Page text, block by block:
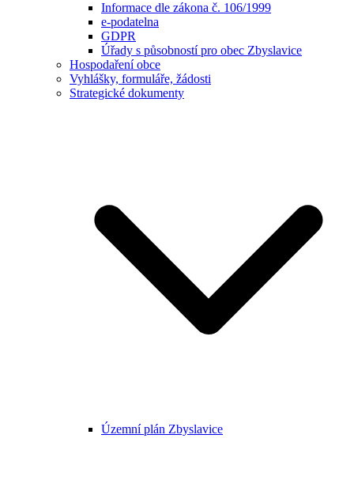
Informace dle zákona č. 106/1999
e-podatelna
GDPR
Úřady s působností pro obec Zbyslavice
Hospodaření obce
Vyhlášky, formuláře, žádosti
Strategické dokumenty
Územní plán Zbyslavice